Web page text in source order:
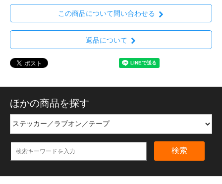
この商品について問い合わせる
返品について
ほかの商品を探す
検索